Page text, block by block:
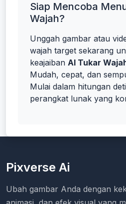
Siap Mencoba
Wajah?
Unggah gambar atau
wajah target sekarang
keajaiban AI Tukar
Mudah, cepat, dan
Mulai dalam hitungan
perangkat lunak yang
Pixverse Ai
Ubah gambar Anda dengan